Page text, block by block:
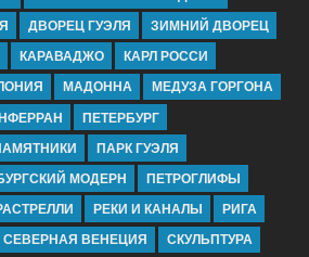
ДВОРЕЦ ГУЭЛЯ
ЗИМНИЙ ДВОРЕЦ
КАРАВАДЖО
КАРЛ РОССИ
МАДОННА
МЕДУЗА ГОРГОНА
ПЕТЕРБУРГ
ПАРК ГУЭЛЯ
МОДЕРН
ПЕТРОГЛИФЫ
РЕКИ И КАНАЛЫ
РИГА
СЕВЕРНАЯ ВЕНЕЦИЯ СКУЛЬПТУРА